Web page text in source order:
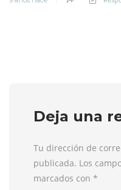
Deja una
Tu dirección de
publicada. Los
marcados con *